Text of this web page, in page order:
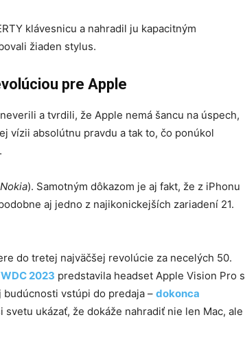
klávesnicu a nahradil ju kapacitným
žiaden stylus.
pre Apple
a tvrdili, že Apple nemá šancu na úspech,
vízii absolútnu pravdu a tak to, čo ponúkol
). Samotným dôkazom je aj fakt, že z iPhonu
aj jedno z najikonickejších zariadení 21.
do tretej najväčšej revolúcie za necelých 50.
2023 predstavila headset Apple Vision Pro s
vstúpi do predaja – dokonca
svetu ukázať, že dokáže nahradiť nie len Mac, ale